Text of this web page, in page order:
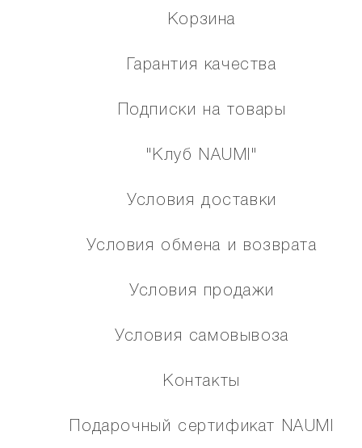
Корзина
Гарантия качества
Подписки на товары
"Клуб NAUMI"
Условия доставки
Условия обмена и возврата
Условия продажи
Условия самовывоза
Контакты
Подарочный сертификат NAUMI